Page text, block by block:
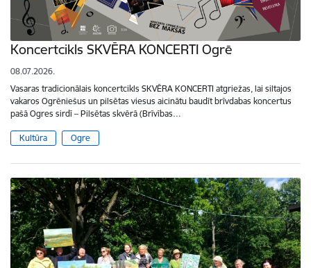
Koncertcikls SKVĒRA KONCERTI Ogrē
08.07.2026.
Vasaras tradicionālais koncertcikls SKVĒRA KONCERTI atgriežas, lai siltajos
vakaros Ogrēniešus un pilsētas viesus aicinātu baudīt brīvdabas koncertus
pašā Ogres sirdī – Pilsētas skvērā (Brīvības…
Kultūra Ogre